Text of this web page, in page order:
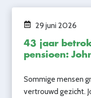
29 juni 2026
43 jaar
pensioen:
Sommige mensen
vertrouwd gezicht.